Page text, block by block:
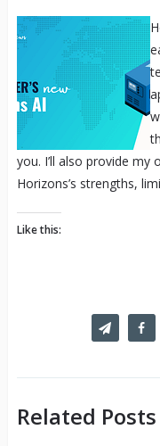
you. I’ll also provide
Horizons’s strengths,
Like this:
Related Posts